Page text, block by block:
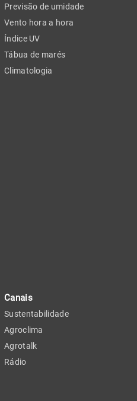
Previsão de umidade
Vento hora a hora
Índice UV
Tábua de marés
Climatologia
Canais
Sustentabilidade
Agroclima
Agrotalk
Rádio